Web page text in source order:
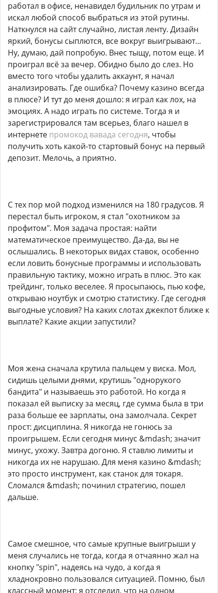
работал в офисе, ненавидел будильник по утрам и
искал любой способ выбраться из этой рутины.
Наткнулся на сайт случайно, листая ленту. Дизайн
яркий, бонусы сыплются, все вокруг выигрывают...
Ну, думаю, дай попробую. Внес тыщу, потом еще. И
проиграл всё за вечер. Обидно было до слез. Но
вместо того чтобы удалить аккаунт, я начал
анализировать. Где ошибка? Почему казино всегда
в плюсе? И тут до меня дошло: я играл как лох, на
эмоциях. А надо играть по системе. Тогда я и
зарегистрировался там всерьез, благо нашел в
интернете промокод вавада сегодня, чтобы
получить хоть какой-то стартовый бонус на первый
депозит. Мелочь, а приятно.
С тех пор мой подход изменился на 180 градусов. Я
перестал быть игроком, я стал "охотником за
профитом". Моя задача простая: найти
математическое преимущество. Да-да, вы не
ослышались. В некоторых видах ставок, особенно
если ловить бонусные программы и использовать
правильную тактику, можно играть в плюс. Это как
трейдинг, только веселее. Я просыпаюсь, пью кофе,
открываю ноутбук и смотрю статистику. Где сегодня
выгодные условия? На каких слотах джекпот ближе к
выплате? Какие акции запустили?
Моя жена сначала крутила пальцем у виска. Мол,
сидишь целыми днями, крутишь "однорукого
бандита" и называешь это работой. Но когда я
показал ей выписку за месяц, где сумма была в три
раза больше ее зарплаты, она замолчала. Секрет
прост: дисциплина. Я никогда не гонюсь за
проигрышем. Если сегодня минус &mdash; значит
минус, ухожу. Завтра догоню. Я ставлю лимиты и
никогда их не нарушаю. Для меня казино &mdash;
это просто инструмент, как станок для токаря.
Сломался &mdash; починил стратегию, пошел
дальше.
Самое смешное, что самые крупные выигрыши у
меня случались не тогда, когда я отчаянно жал на
кнопку "spin", надеясь на чудо, а когда я
хладнокровно пользовался ситуацией. Помню, был
классный момент: я отследил, что на одном